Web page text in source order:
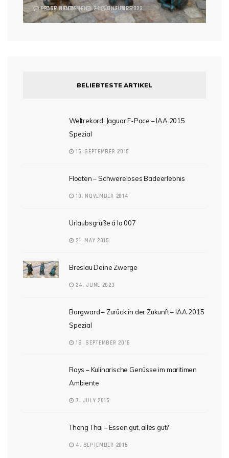
2 COMMENTS 24. JUNE 2023
LEAVE A COMMENT 6. JUNE 2023
BELIEBTESTE ARTIKEL
Weltrekord: Jaguar F-Pace – IAA 2015
Spezial
15. SEPTEMBER 2015
Floaten – Schwereloses Badeerlebnis
10. NOVEMBER 2014
Urlaubsgrüße á la 007
21. MAY 2015
Breslau Deine Zwerge
24. JUNE 2023
Borgward – Zurück in der Zukunft – IAA 2015
Spezial
18. SEPTEMBER 2015
Rays – Kulinarische Genüsse im maritimen
Ambiente
7. JULY 2015
Thong Thai – Essen gut, alles gut?
4. SEPTEMBER 2015